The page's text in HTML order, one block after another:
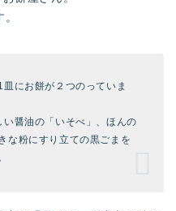
にお餅が２つのっていま
醤油の「いそべ」、ほんの
な粉にすり立ての黒ごまを